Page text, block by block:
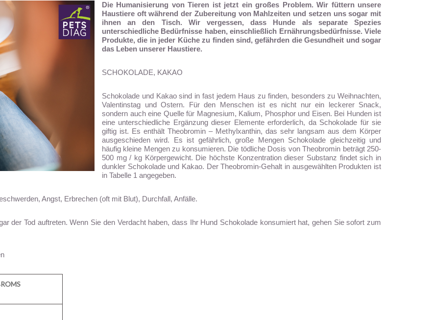
Die Humanisierung von Tieren ist jetzt ein großes Problem. Wir füttern unsere
Haustiere oft während der Zubereitung von Mahlzeiten und setzen uns sogar mit
ihnen an den Tisch. Wir vergessen, dass Hunde als separate Spezies
unterschiedliche Bedürfnisse haben, einschließlich Ernährungsbedürfnisse. Viele
Produkte, die in jeder Küche zu finden sind, gefährden die Gesundheit und sogar
das Leben unserer Haustiere.
SCHOKOLADE, KAKAO
Schokolade und Kakao sind in fast jedem Haus zu finden, besonders zu Weihnachten,
Valentinstag und Ostern. Für den Menschen ist es nicht nur ein leckerer Snack,
sondern auch eine Quelle für Magnesium, Kalium, Phosphor und Eisen. Bei Hunden ist
eine unterschiedliche Ergänzung dieser Elemente erforderlich, da Schokolade für sie
giftig ist. Es enthält Theobromin – Methylxanthin, das sehr langsam aus dem Körper
ausgeschieden wird. Es ist gefährlich, große Mengen Schokolade gleichzeitig und
häufig kleine Mengen zu konsumieren. Die tödliche Dosis von Theobromin beträgt 250-
500 mg / kg Körpergewicht. Die höchste Konzentration dieser Substanz findet sich in
dunkler Schokolade und Kakao. Der Theobromin-Gehalt in ausgewählten Produkten ist
in Tabelle 1 angegeben.
Angst, Erbrechen (oft mit Blut), Durchfall, Anfälle.
der Tod auftreten. Wenn Sie den Verdacht haben, dass Ihr Hund Schokolade konsumiert hat, gehen Sie sofort zum